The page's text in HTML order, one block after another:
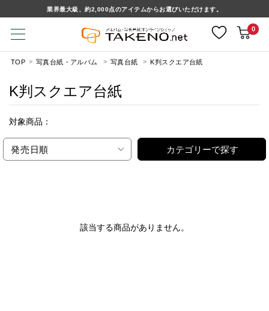
業界最大級、約2,000点のアイテムからお選びいただけます。
0
TOP 写真台紙・アルバム 写真台紙 K判スクエア台紙
K判スクエア台紙
対象商品：
発売日順 カテゴリーで探す
該当する商品がありません。